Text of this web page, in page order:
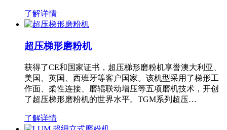
了解详情
超压梯形磨粉机
获得了CE和国家证书，超压梯形磨粉机享誉澳大利亚、
美国、英国、西班牙等客户国家。该机型采用了梯形工
作面、柔性连接、磨辊联动增压等五项磨机技术，开创
了超压梯形磨粉机的世界水平。TGM系列超压…
了解详情